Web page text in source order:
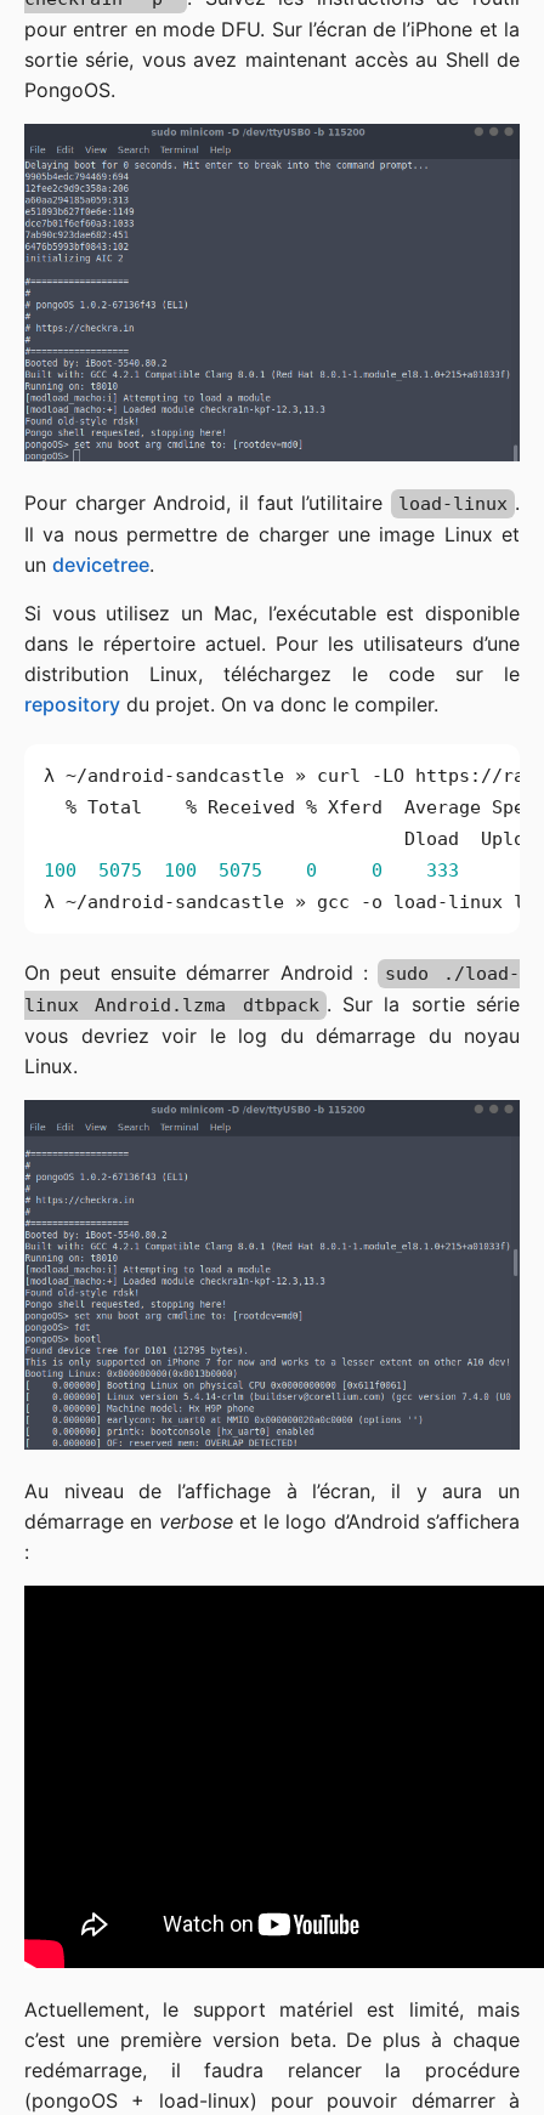
pour entrer en mode DFU. Sur l’écran de l’iPhone et la
sortie série, vous avez maintenant accès au Shell de
PongoOS.
Pour charger Android, il faut l’utilitaire load-linux .
Il va nous permettre de charger une image Linux et
un devicetree.
Si vous utilisez un Mac, l’exécutable est disponible
dans le répertoire actuel. Pour les utilisateurs d’une
distribution Linux, téléchargez le code sur le
repository du projet. On va donc le compiler.
100 5075 100 5075 0 0 333
On peut ensuite démarrer Android :
sudo ./load-
linux Android.lzma dtbpack . Sur la sortie série
vous devriez voir le log du démarrage du noyau
Linux.
Au niveau de l’affichage à l’écran, il y aura un
démarrage en verboseet le logo d’Android s’affichera
:
Actuellement, le support matériel est limité, mais
c’est une première version beta. De plus à chaque
redémarrage, il faudra relancer la procédure
(pongoOS + load-linux) pour pouvoir démarrer à